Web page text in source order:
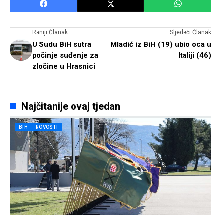
Raniji Članak
U Sudu BiH sutra
počinje suđenje za
zločine u Hrasnici
Sljedeći Članak
Mladić iz BiH (19) ubio oca u
Italiji (46)
Najčitanije ovaj tjedan
BIH NOVOSTI